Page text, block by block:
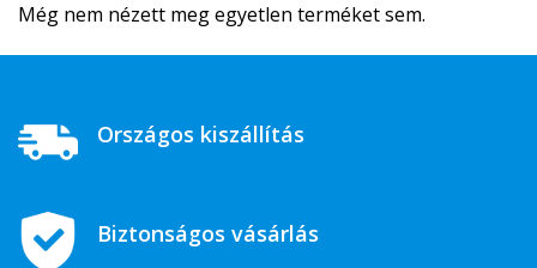
Még nem nézett meg egyetlen terméket sem.
Országos kiszállítás
Biztonságos vásárlás